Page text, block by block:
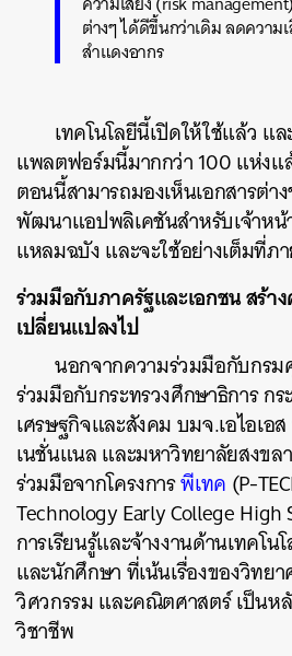
ต่างๆ ได้ดีขึ้นกว่าเดิม ลดความ
สำแดงอากร
เทคโนโลยีนี้เปิดให้ใช้แล้ว แ
แพลตฟอร์มนี้มากกว่า 100 แห่งแ
ตอนนี้สามารถมองเห็นเอกสารต่า
พัฒนาแอปพลิเคชันสำหรับเจ้าหน้
แหลมฉบัง และจะใช้อย่างเต็มที่ภ
ร่วมมือกับภาครัฐและเอกชน สร้า
เปลี่ยนแปลงไป
นอกจากความร่วมมือกับกร
ร่วมมือกับกระทรวงศึกษาธิการ ก
เศรษฐกิจและสังคม บมจ.เอไอเอ
เนชั่นแนล และมหาวิทยาลัยสงข
ร่วมมือจากโครงการพีเทค (P-
Technology Early College High
การเรียนรู้และจ้างงานด้านเทคโ
และนักศึกษา ที่เน้นเรื่องของวิทยา
วิศวกรรม และคณิตศาสตร์ เป็นห
วิชาชีพ
SHARE TWEET